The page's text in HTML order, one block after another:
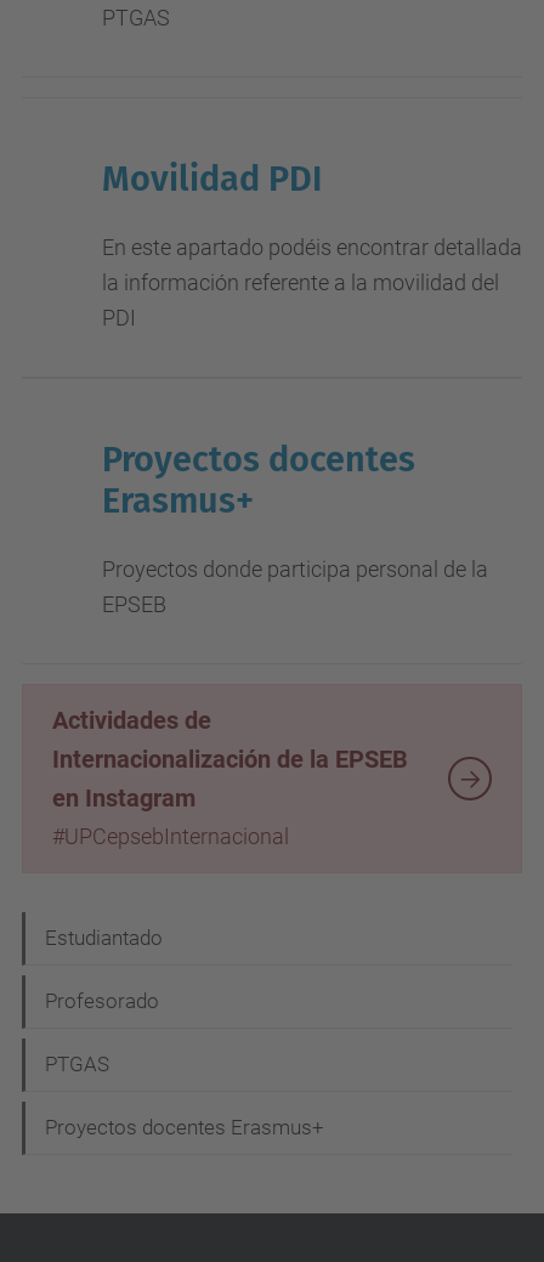
PTGAS
Movilidad PDI
En este apartado podéis encontrar detallada
la información referente a la movilidad del
PDI
Proyectos docentes
Erasmus+
Proyectos donde participa personal de la
EPSEB
Actividades de
Internacionalización de la EPSEB
en Instagram
#UPCepsebInternacional
a
v
g
a
Estudiantado
Profesorado
PTGAS
Proyectos docentes Erasmus+